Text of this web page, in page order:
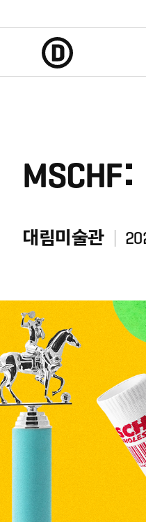
MSCHF:
대림미술관